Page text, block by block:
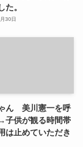
た。
30日
ん 美川憲一を呼
子供が観る時間帯
は止めていただき